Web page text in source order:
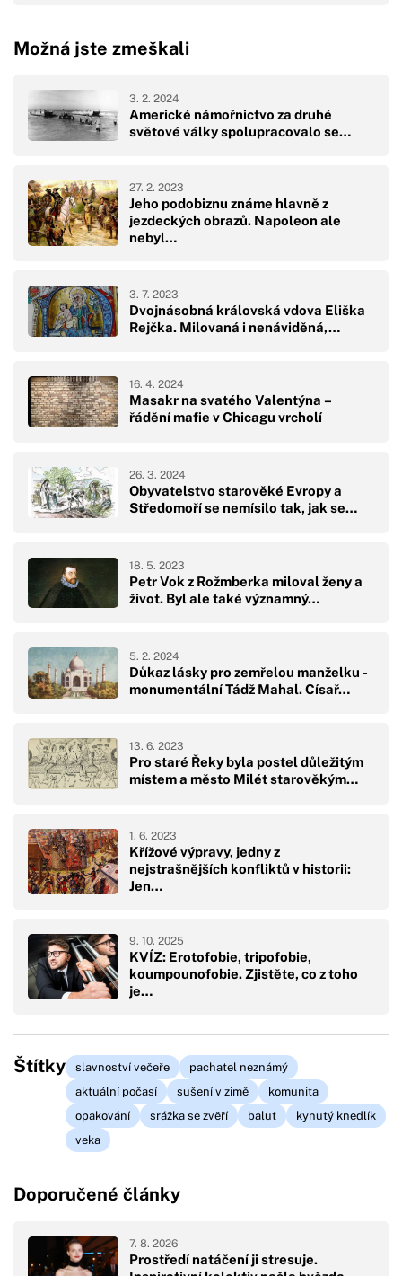
Možná jste zmeškali
Americké námořnictvo za druhé
světové války spolupracovalo se…
3. 2. 2024
Jeho podobiznu známe hlavně z
jezdeckých obrazů. Napoleon ale
nebyl…
27. 2. 2023
Dvojnásobná královská vdova Eliška
Rejčka. Milovaná i nenáviděná,…
3. 7. 2023
Masakr na svatého Valentýna –
řádění mafie v Chicagu vrcholí
16. 4. 2024
Obyvatelstvo starověké Evropy a
Středomoří se nemísilo tak, jak se…
26. 3. 2024
Petr Vok z Rožmberka miloval ženy a
život. Byl ale také významný…
18. 5. 2023
Důkaz lásky pro zemřelou manželku -
monumentální Tádž Mahal. Císař…
5. 2. 2024
Pro staré Řeky byla postel důležitým
místem a město Milét starověkým…
13. 6. 2023
Křížové výpravy, jedny z
nejstrašnějších konfliktů v historii:
Jen…
1. 6. 2023
KVÍZ: Erotofobie, tripofobie,
koumpounofobie. Zjistěte, co z toho
je…
9. 10. 2025
Štítky slavnoství večeře
pachatel neznámý
aktuální počasí
sušení v zimě
komunita
opakování
srážka se zvěří balut
kynutý knedlík
veka
Doporučené články
Prostředí natáčení ji stresuje.
7. 8. 2026